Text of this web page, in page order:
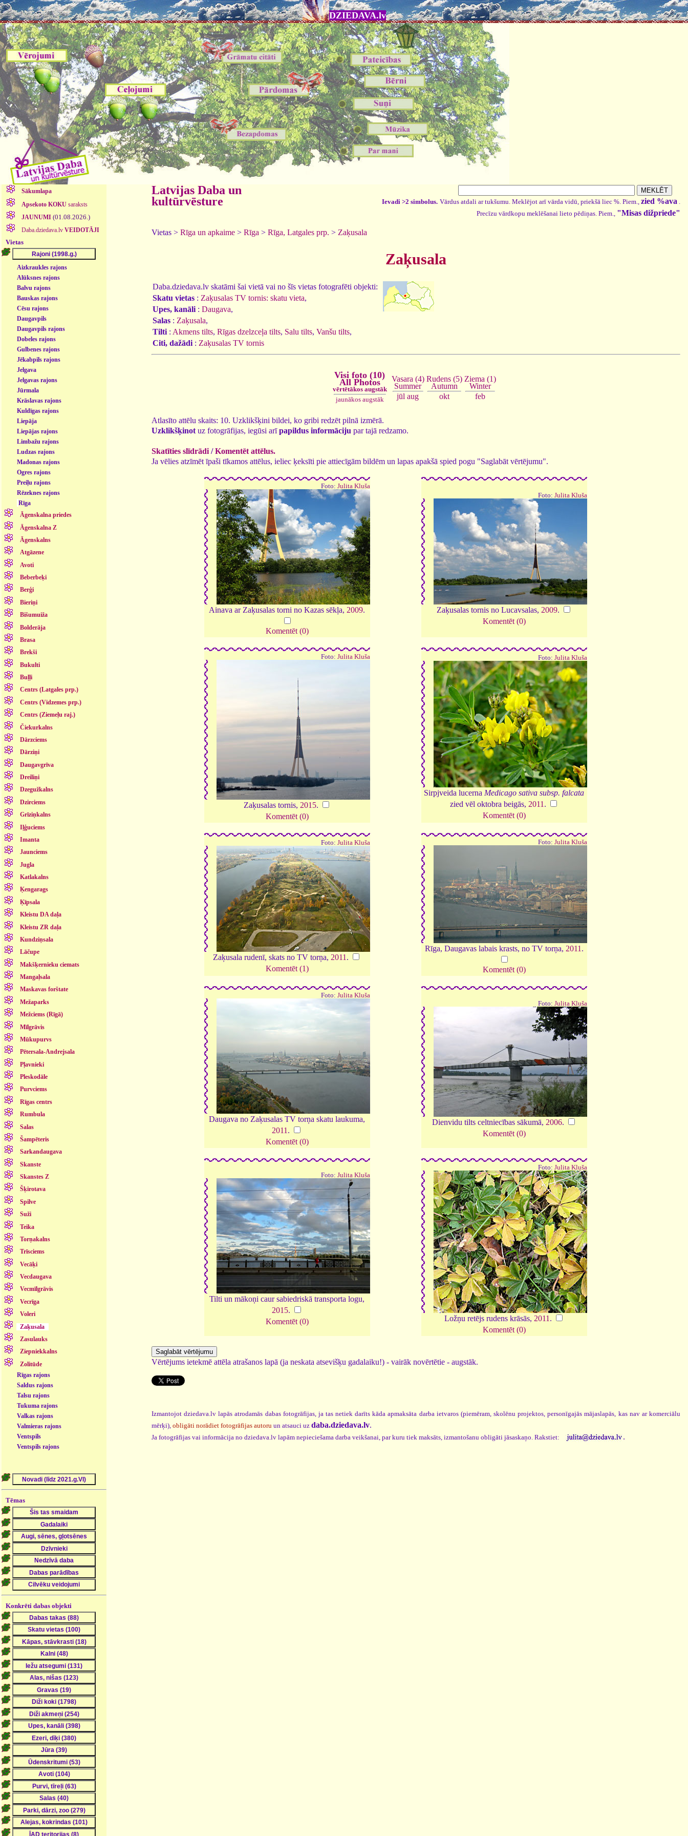
DZIEDAVA.lv
Sākumlapa
Apsekoto KOKUsaraksts
JAUNUMI (01.08.2026.)
Daba.dziedava.lv VEIDOTĀJI
Vietas
Aizkraukles rajons
Alūksnes rajons
Balvu rajons
Bauskas rajons
Cēsu rajons
Daugavpils
Daugavpils rajons
Dobeles rajons
Gulbenes rajons
Jēkabpils rajons
Jelgava
Jelgavas rajons
Jūrmala
Krāslavas rajons
Kuldīgas rajons
Liepāja
Liepājas rajons
Limbažu rajons
Ludzas rajons
Madonas rajons
Ogres rajons
Preiļu rajons
Rēzeknes rajons
Rīga
Āgenskalna priedes
Āgenskalna Z
Āgenskalns
Atgāzene
Avoti
Beberbeķi
Berģi
Bieriņi
Bišumuiža
Bolderāja
Brasa
Brekši
Bukulti
Buļļi
Centrs (Latgales prp.)
Centrs (Vidzemes prp.)
Centrs (Ziemeļu raj.)
Čiekurkalns
Dārzciems
Dārziņi
Daugavgrīva
Dreiliņi
Dzegužkalns
Dzirciems
Grīziņkalns
Iļģuciems
Imanta
Jaunciems
Jugla
Katlakalns
Ķengarags
Ķīpsala
Kleistu DA daļa
Kleistu ZR daļa
Kundziņsala
Lāčupe
Makšķernieku ciemats
Mangaļsala
Maskavas forštate
Mežaparks
Mežciems (Rīgā)
Mīlgrāvis
Mūkupurvs
Pētersala-Andrejsala
Pļavnieki
Pleskodāle
Purvciems
Rīgas centrs
Rumbula
Salas
Šampēteris
Sarkandaugava
Skanste
Skanstes Z
Šķirotava
Spilve
Suži
Teika
Torņakalns
Trīsciems
Vecāķi
Vecdaugava
Vecmīlgrāvis
Vecrīga
Voleri
Zaķusala
Zasulauks
Ziepniekkalns
Zolitūde
Rīgas rajons
Saldus rajons
Talsu rajons
Tukuma rajons
Valkas rajons
Valmieras rajons
Ventspils
Ventspils rajons
Tēmas
Konkrēti dabas objekti
Latvijas Daba un
kultūrvēsture
Ievadi >2 simbolus. Vārdus atdali ar tukšumu. Meklējot arī vārda vidū, priekšā liec %. Piem., zied %ava .
Precīzu vārdkopu meklēšanai lieto pēdiņas. Piem., "Misas dižpriede"
Vietas > Rīga un apkaime > Rīga > Rīga, Latgales prp. > Zaķusala
Zaķusala
Daba.dziedava.lv skatāmi šai vietā vai no šīs vietas fotografēti objekti:
Skatu vietas : Zaķusalas TV tornis: skatu vieta,
Upes, kanāli : Daugava,
Salas : Zaķusala,
Tilti : Akmens tilts, Rīgas dzelzceļa tilts, Salu tilts, Vanšu tilts,
Citi, dažādi : Zaķusalas TV tornis
Visi foto (10)
All Photos
vērtētākos augstāk
jaunākos augstāk
Vasara (4)
Summer
jūl aug
Rudens (5)
Autumn
okt
Ziema (1)
Winter
feb
Atlasīto attēlu skaits: 10. Uzklikšķini bildei, ko gribi redzēt pilnā izmērā.
Uzklikšķinot uz fotogrāfijas, iegūsi arīpapildus informāciju par tajā redzamo.
Skatīties slīdrādi /Komentēt attēlus.
Ja vēlies atzīmēt īpaši tīkamos attēlus, ieliec ķeksīti pie attiecīgām bildēm un lapas apakšā spied pogu "Saglabāt vērtējumu".
Foto: Julita Kluša
Ainava ar Zaķusalas torni no Kazas sēkļa, 2009.
Komentēt (0)
Foto: Julita Kluša
Zaķusalas tornis no Lucavsalas, 2009.
Komentēt (0)
Foto: Julita Kluša
Zaķusalas tornis, 2015.
Komentēt (0)
Foto: Julita Kluša
Sirpjveida lucerna Medicago sativa subsp. falcata
zied vēl oktobra beigās, 2011 .
Komentēt (0)
Foto: Julita Kluša
Zaķusala rudenī, skats no TV torņa, 2011 .
Komentēt (1)
Foto: Julita Kluša
Rīga, Daugavas labais krasts, no TV torņa, 2011 .
Komentēt (0)
Foto: Julita Kluša
Daugava no Zaķusalas TV torņa skatu laukuma,
2011 .
Komentēt (0)
Foto: Julita Kluša
Dienvidu tilts celtniecības sākumā, 2006.
Komentēt (0)
Foto: Julita Kluša
Tilti un mākoņi caur sabiedriskā transporta logu,
2015.
Komentēt (0)
Foto: Julita Kluša
Ložņu retējs rudens krāsās, 2011 .
Komentēt (0)
Vērtējums ietekmē attēla atrašanos lapā (ja neskata atsevišķu gadalaiku!) - vairāk novērtētie - augstāk.
Izmantojot dziedava.lv lapās atrodamās dabas fotogrāfijas, ja tas netiek darīts kāda apmaksāta darba ietvaros (piemēram, skolēnu projektos, personīgajās mājaslapās, kas nav ar komerciālu
mērķi), obligāti norādiet fotogrāfijas autoru un atsauci uz daba.dziedava.lv.
Ja fotogrāfijas vai informācija no dziedava.lv lapām nepieciešama darba veikšanai, par kuru tiek maksāts, izmantošanu obligāti jāsaskaņo. Rakstiet: .